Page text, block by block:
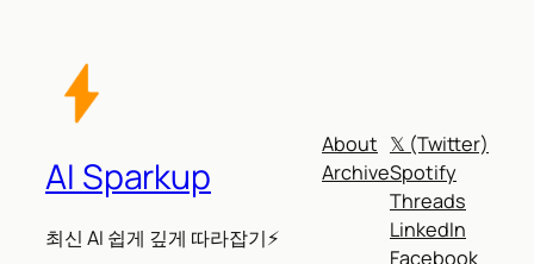
AI Sparkup
최신 AI 쉽게 깊게 따라잡기⚡
About
Archive
𝕏 (Twitter)
Spotify
Threads
LinkedIn
Facebook